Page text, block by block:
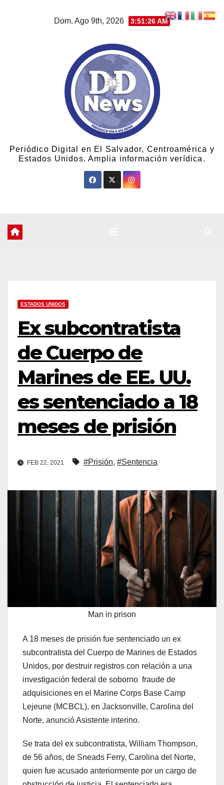
Dom. Ago 9th, 2026 3:51:27 AM
Periódico Digital en El Salvador, Centroamérica y
Estados Unidos. Amplia información verídica.
ESTADOS UNIDOS
Ex subcontratista
de Cuerpo de
Marines de EE. UU.
es sentenciado a 18
meses de prisión
FEB 22, 2021 #Prisión, #Sentencia
Man in prison
A 18 meses de prisión fue sentenciado un ex
subcontratista del Cuerpo de Marines de Estados
Unidos, por destruir registros con relación a una
investigación federal de soborno fraude de
adquisiciones en el Marine Corps Base Camp
Lejeune (MCBCL), en Jacksonville, Carolina del
Norte, anunció Asistente interino.
Se trata del ex subcontratista, William Thompson,
de 56 años, de Sneads Ferry, Carolina del Norte,
quien fue acusado anteriormente por un cargo de